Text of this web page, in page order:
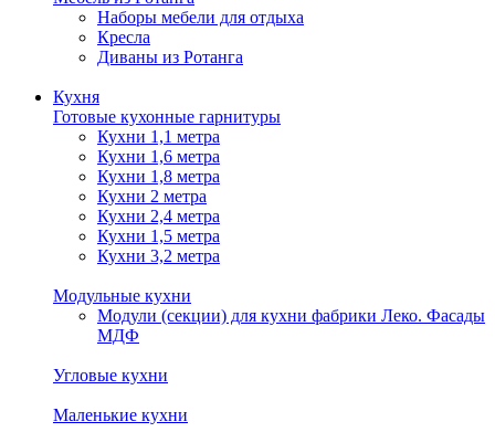
Наборы мебели для отдыха
Кресла
Диваны из Ротанга
Кухня
Готовые кухонные гарнитуры
Кухни 1,1 метра
Кухни 1,6 метра
Кухни 1,8 метра
Кухни 2 метра
Кухни 2,4 метра
Кухни 1,5 метра
Кухни 3,2 метра
Модульные кухни
Модули (секции) для кухни фабрики Леко. Фасады
МДФ
Угловые кухни
Маленькие кухни